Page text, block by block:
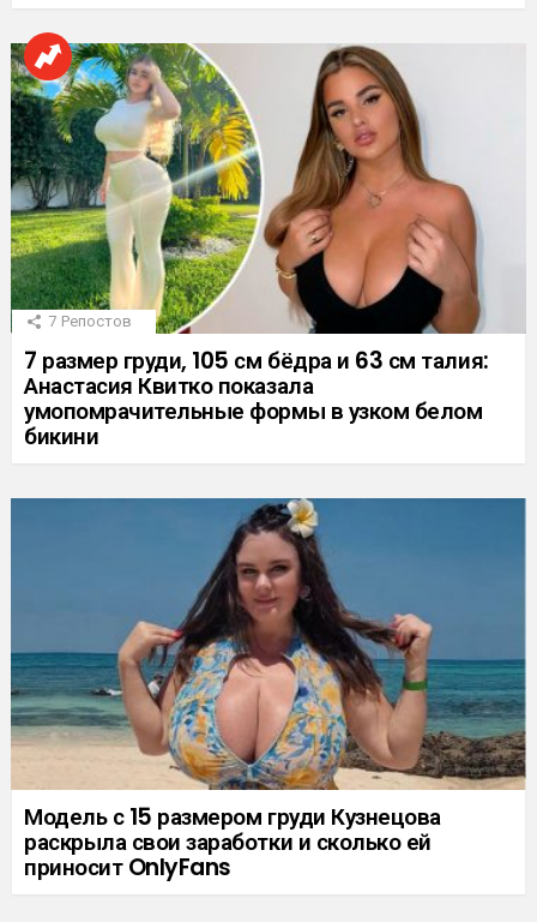
7 Репостов
7 размер груди, 105 см бёдра и 63 см талия:
Анастасия Квитко показала
умопомрачительные формы в узком белом
бикини
Модель с 15 размером груди Кузнецова
раскрыла свои заработки и сколько ей
приносит OnlyFans